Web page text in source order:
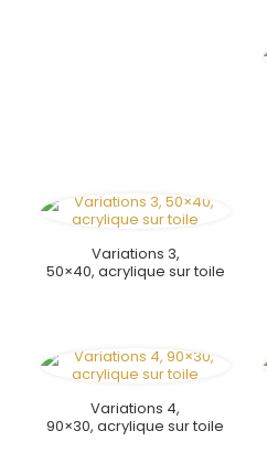
Variations 3,
50×40, acrylique sur toile
Variations 4,
90×30, acrylique sur toile